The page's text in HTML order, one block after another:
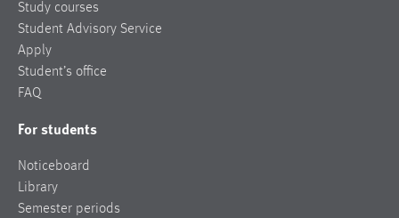
Study courses
Student Advisory Service
Apply
Student’s office
FAQ
For students
Noticeboard
Library
Semester periods